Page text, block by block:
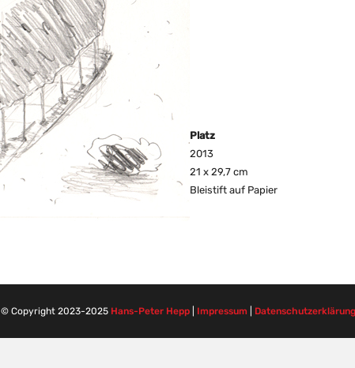
Platz
2013
21 x 29,7 cm
Bleistift auf Papier
© Copyright 2023-2025 Hans-Peter Hepp| Impressum Datenschutzerklärung